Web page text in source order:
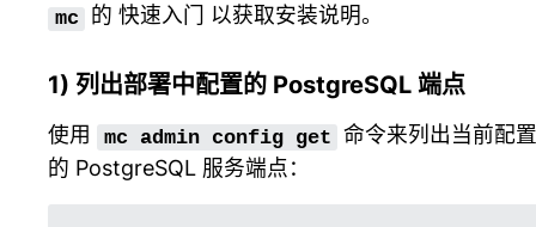
mc 的快速入门 以获取安装说明。
1) 列出部署中配置的 PostgreSQL 端点
使用 mc admin config get 命令来列出当前配
的 PostgreSQL 服务端点：